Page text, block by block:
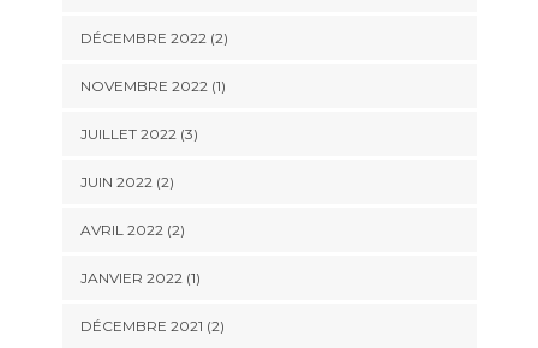
DÉCEMBRE 2022(2)
NOVEMBRE 2022(1)
JUILLET 2022(3)
JUIN 2022(2)
AVRIL 2022(2)
JANVIER 2022(1)
DÉCEMBRE 2021 (2)